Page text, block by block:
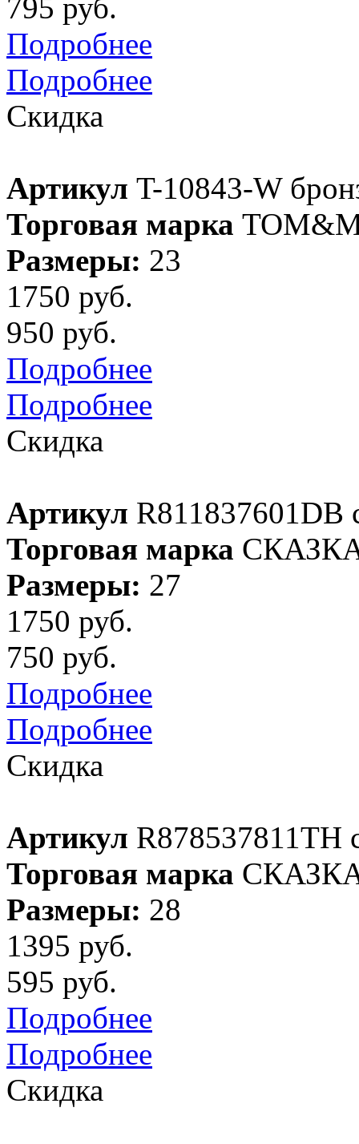
795 руб.
Подробнее
Подробнее
Скидка
Артикул T-10843-W
Торговая марка
Размеры: 23
1750 руб.
950 руб.
Подробнее
Подробнее
Скидка
Артикул R811837601DB
Торговая марка
Размеры: 27
1750 руб.
750 руб.
Подробнее
Подробнее
Скидка
Артикул R878537811TH
Торговая марка
Размеры: 28
1395 руб.
595 руб.
Подробнее
Подробнее
Скидка